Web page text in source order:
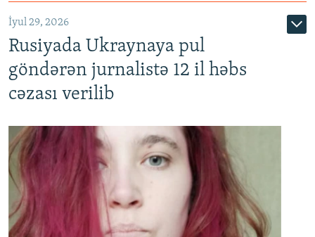
İyul 29, 2026
Rusiyada Ukraynaya pul
göndərən jurnalistə 12 il həbs
cəzası verilib